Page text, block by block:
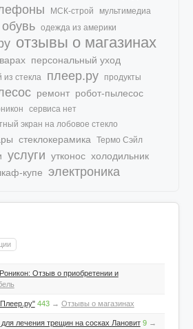
МСК-строй мультимедиа
обувь одежда из америки
отзывы о магазинах
персональный уход
из стекла плеер.ру
продукты
ремонт робот-пылесос
сервиса нет
экран на лобовое стекло
стеклокерамика Термо Сэйл
услуги утконос холодильник
купе электроника
Отзыв о приобретении и
443→ Отзывы о магазинах
лечения трещин на сосках Лановит 9→